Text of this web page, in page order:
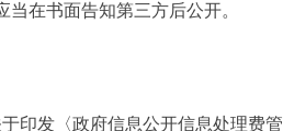
在书面告知第三方后公开。
印发〈政府信息公开信息处理费管